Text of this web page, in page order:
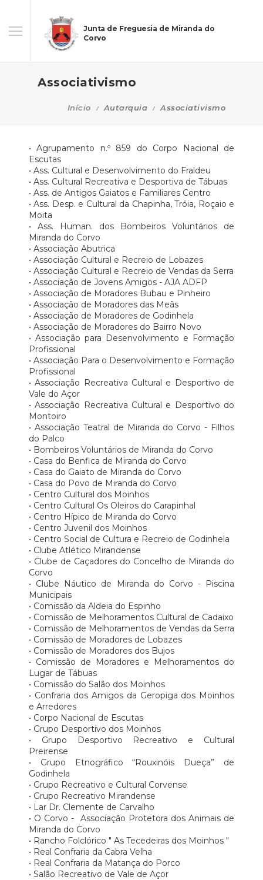
Junta de Freguesia de Miranda do
Corvo
Associativismo
Início Autarquia Associativismo
• Agrupamento n.º 859 do Corpo Nacional de
Escutas
• Ass. Cultural e Desenvolvimento do Fraldeu
• Ass. Cultural Recreativa e Desportiva de Tábuas
• Ass. de Antigos Gaiatos e Familiares Centro
• Ass. Desp. e Cultural da Chapinha, Tróia, Roçaio e
Moita
• Ass. Human. dos Bombeiros Voluntários de
Miranda do Corvo
• Associação Abutrica
• Associação Cultural e Recreio de Lobazes
• Associação Cultural e Recreio de Vendas da Serra
• Associação de Jovens Amigos - AJA ADFP
• Associação de Moradores Bubau e Pinheiro
• Associação de Moradores das Meãs
• Associação de Moradores de Godinhela
• Associação de Moradores do Bairro Novo
• Associação para Desenvolvimento e Formação
Profissional
• Associação Para o Desenvolvimento e Formação
Profissional
• Associação Recreativa Cultural e Desportivo de
Vale do Açor
• Associação Recreativa Cultural e Desportivo do
Montoiro
• Associação Teatral de Miranda do Corvo - Filhos
do Palco
• Bombeiros Voluntários de Miranda do Corvo
• Casa do Benfica de Miranda do Corvo
• Casa do Gaiato de Miranda do Corvo
• Casa do Povo de Miranda do Corvo
• Centro Cultural dos Moinhos
• Centro Cultural Os Oleiros do Carapinhal
• Centro Hípico de Miranda do Corvo
• Centro Juvenil dos Moinhos
• Centro Social de Cultura e Recreio de Godinhela
• Clube Atlético Mirandense
• Clube de Caçadores do Concelho de Miranda do
Corvo
• Clube Náutico de Miranda do Corvo - Piscina
Municipais
• Comissão da Aldeia do Espinho
• Comissão de Melhoramentos Cultural de Cadaixo
• Comissão de Melhoramentos de Vendas da Serra
• Comissão de Moradores de Lobazes
• Comissão de Moradores dos Bujos
• Comissão de Moradores e Melhoramentos do
Lugar de Tábuas
• Comissão do Salão dos Moinhos
• Confraria dos Amigos da Geropiga dos Moinhos
e Arredores
• Corpo Nacional de Escutas
• Grupo Desportivo dos Moinhos
• Grupo Desportivo Recreativo e Cultural
Preirense
• Grupo Etnográfico “Rouxinóis Dueça” de
Godinhela
• Grupo Recreativo e Cultural Corvense
• Grupo Recreativo Mirandense
• Lar Dr. Clemente de Carvalho
• O Corvo - Associação Protetora dos Animais de
Miranda do Corvo
• Rancho Folclórico " As Tecedeiras dos Moinhos "
• Real Confraria da Cabra Velha
• Real Confraria da Matança do Porco
• Salão Recreativo de Vale de Açor